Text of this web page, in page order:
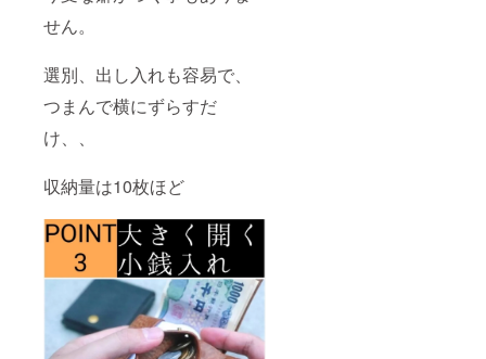
せん。
選別、出し入れも容易で、
つまんで横にずらすだ
け、、
収納量は10枚ほど